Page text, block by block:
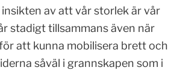
av att vår storlek är vår
stadigt tillsammans även när
att kunna mobilisera brett och
såväl i grannskapen som i